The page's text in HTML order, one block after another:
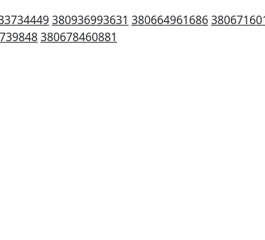
380936993631 380664961686
380678460881